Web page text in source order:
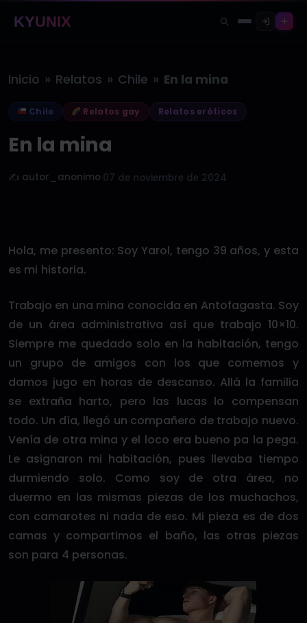
KYUNIX
Inicio » Relatos » Chile » En la mina
Chile Relatos gay Relatos eróticos
En la mina
✍️ autor_anonimo 07 de noviembre de 2024
Hola, me presento: Soy Yarol, tengo 39 años, y esta
es mi historia.
Trabajo en una mina conocida en Antofagasta. Soy
de un área administrativa así que trabajo 10×10.
Siempre me quedado solo en la habitación, tengo
un grupo de amigos con los que comemos y
damos jugo en horas de descanso. Allá la familia
se extraña harto, pero las lucas lo compensan
todo. Un día, llegó un compañero de trabajo nuevo.
Venía de otra mina y el loco era bueno pa la pega.
Le asignaron mi habitación, pues llevaba tiempo
durmiendo solo. Como soy de otra área, no
duermo en las mismas piezas de los muchachos,
con camarotes ni nada de eso. Mi pieza es de dos
camas y compartimos el baño, las otras piezas
son para 4 personas.